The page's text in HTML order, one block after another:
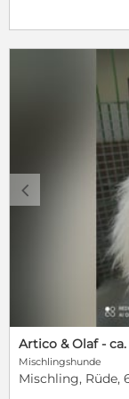
Zukunft durch
tolle Hündin
Familie sein
ausführlich bei
geimpft,
c
Artico & Olaf -
Mischlingshunde
Mischling, Rüde,